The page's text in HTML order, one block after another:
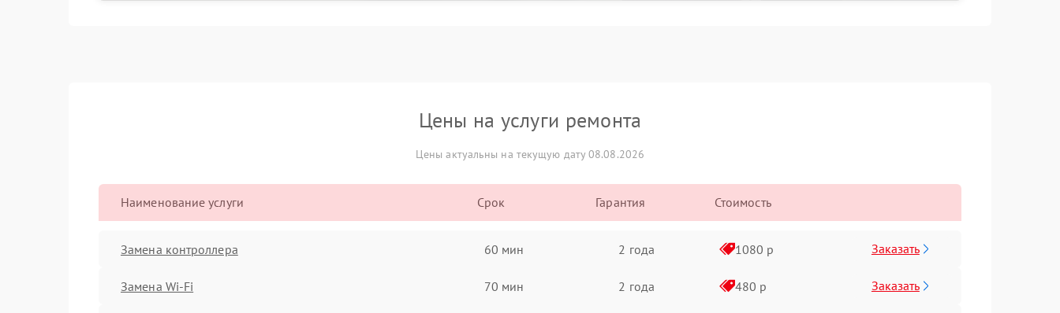
Цены на услуги ремонта
Цены актуальны на текущую дату 08.08.2026
Наименование услуги Срок Гарантия Стоимость
Замена контроллера 60 мин 2 года 1080 р Заказать
Замена Wi-Fi 70 мин 2 года 480 р Заказать